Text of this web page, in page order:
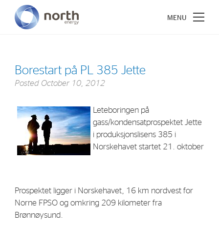
Borestart på PL 385 Jette
Posted October 10, 2012
Leteboringen på
gass/kondensatprospektet Jette
i produksjonslisens 385 i
Norskehavet startet 21. oktober
Prospektet ligger i Norskehavet, 16 km nordvest for
Norne FPSO og omkring 209 kilometer fra
Brønnøysund.
Vision
Company History
Board & Management
Industrial Holdings